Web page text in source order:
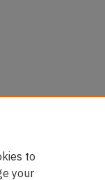
to
your